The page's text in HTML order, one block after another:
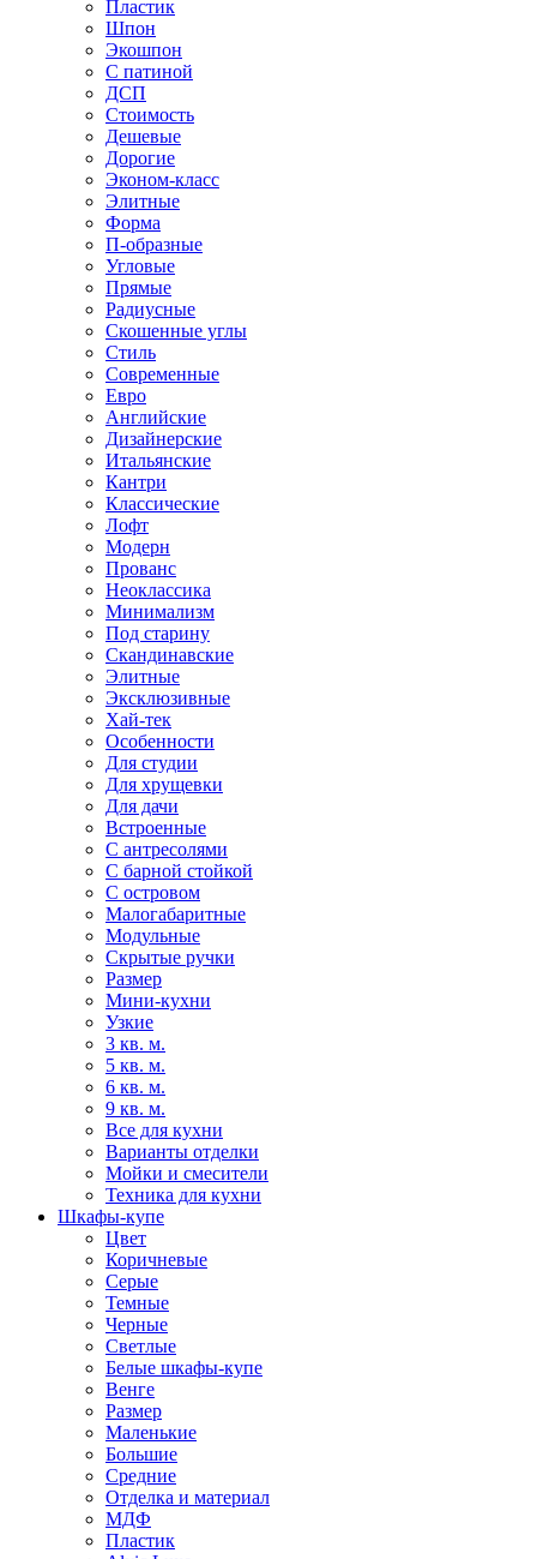
Пластик
Шпон
Экошпон
С патиной
ДСП
Стоимость
Дешевые
Дорогие
Эконом-класс
Элитные
Форма
П-образные
Угловые
Прямые
Радиусные
Скошенные углы
Стиль
Современные
Евро
Английские
Дизайнерские
Итальянские
Кантри
Классические
Лофт
Модерн
Прованс
Неоклассика
Минимализм
Под старину
Скандинавские
Элитные
Эксклюзивные
Хай-тек
Особенности
Для студии
Для хрущевки
Для дачи
Встроенные
С антресолями
С барной стойкой
С островом
Малогабаритные
Модульные
Скрытые ручки
Размер
Мини-кухни
Узкие
3 кв. м.
5 кв. м.
6 кв. м.
9 кв. м.
Все для кухни
Варианты отделки
Мойки и смесители
Техника для кухни
Шкафы-купе
Цвет
Коричневые
Серые
Темные
Черные
Светлые
Белые шкафы-купе
Венге
Размер
Маленькие
Большие
Средние
Отделка и материал
МДФ
Пластик